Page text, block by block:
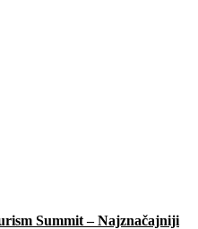
Summit – Najznačajniji